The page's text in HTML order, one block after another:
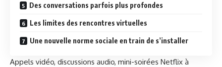
Des conversations parfois plus profondes
Les limites des rencontres virtuelles
Une nouvelle norme sociale en train de s’installer
Appels vidéo, discussions audio, mini-soirées Netflix à